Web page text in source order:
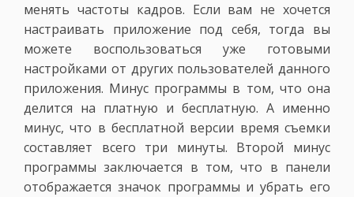
менять частоты кадров. Если вам не хочется
настраивать приложение под себя, тогда вы
можете воспользоваться уже готовыми
настройками от других пользователей данного
приложения. Минус программы в том, что она
делится на платную и бесплатную. А именно
минус, что в бесплатной версии время съемки
составляет всего три минуты. Второй минус
программы заключается в том, что в панели
отображается значок программы и убрать его